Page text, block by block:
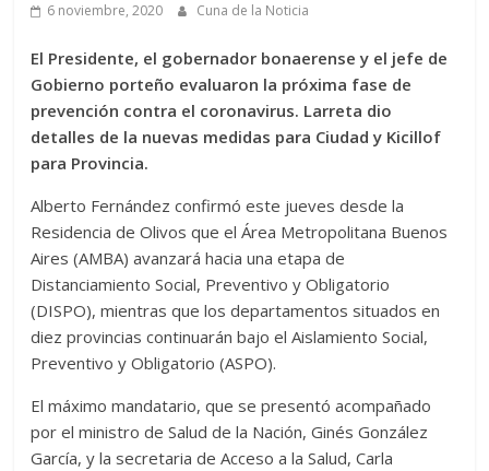
6 noviembre, 2020 Cuna de la Noticia
El Presidente, el gobernador bonaerense y el jefe de
Gobierno porteño evaluaron la próxima fase de
prevención contra el coronavirus. Larreta dio
detalles de la nuevas medidas para Ciudad y Kicillof
para Provincia.
Alberto Fernández confirmó este jueves desde la
Residencia de Olivos que el Área Metropolitana Buenos
Aires (AMBA) avanzará hacia una etapa de
Distanciamiento Social, Preventivo y Obligatorio
(DISPO), mientras que los departamentos situados en
diez provincias continuarán bajo el Aislamiento Social,
Preventivo y Obligatorio (ASPO).
El máximo mandatario, que se presentó acompañado
por el ministro de Salud de la Nación, Ginés González
García, y la secretaria de Acceso a la Salud, Carla